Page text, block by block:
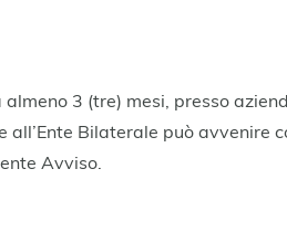
3 (tre) mesi, presso
all’Ente Bilaterale può
Avviso.